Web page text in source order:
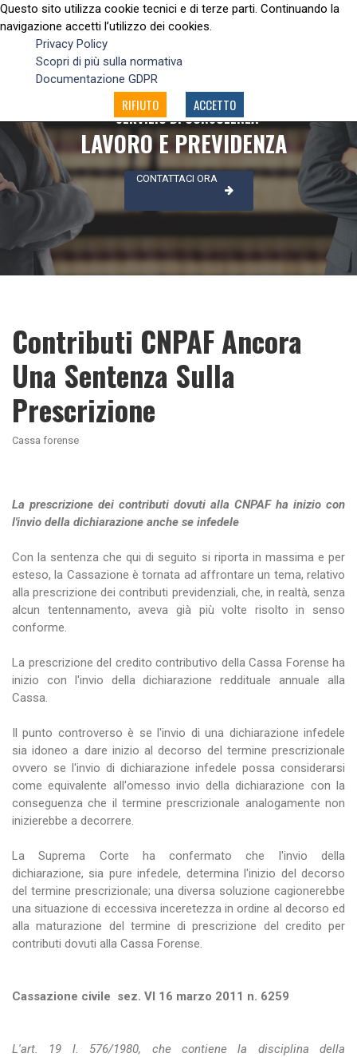
SERVIZIO DI CONSULENZA
LAVORO E PREVIDENZA
CONTATTACI ORA
Contributi CNPAF Ancora
Una Sentenza Sulla
Prescrizione
Cassa forense
La prescrizione dei contributi dovuti alla CNPAF ha inizio con
l'invio della dichiarazione anche se infedele
Con la sentenza che qui di seguito si riporta in massima e per
esteso, la Cassazione è tornata ad affrontare un tema, relativo
alla prescrizione dei contributi previdenziali, che, in realtà, senza
alcun tentennamento, aveva già più volte risolto in senso
conforme.
La prescrizione del credito contributivo della Cassa Forense ha
inizio con l'invio della dichiarazione reddituale annuale alla
Cassa.
Il punto controverso è se l'invio di una dichiarazione infedele
sia idoneo a dare inizio al decorso del termine prescrizionale
ovvero se l'invio di dichiarazione infedele possa considerarsi
come equivalente all'omesso invio della dichiarazione con la
conseguenza che il termine prescrizionale analogamente non
inizierebbe a decorrere.
La Suprema Corte ha confermato che l'invio della
dichiarazione, sia pure infedele, determina l'inizio del decorso
del termine prescrizionale; una diversa soluzione cagionerebbe
una situazione di eccessiva inceretezza in ordine al decorso ed
alla maturazione del termine di prescrizione del credito per
contributi dovuti alla Cassa Forense.
Cassazione civile sez. VI 16 marzo 2011 n. 6259
L'art. 19 l. 576/1980, che contiene la disciplina della
Questo sito utilizza cookie tecnici e di terze parti. Continuando la
navigazione accetti l’utilizzo dei cookies.
Privacy Policy
Scopri di più sulla normativa
Documentazione GDPR
RIFIUTO ACCETTO